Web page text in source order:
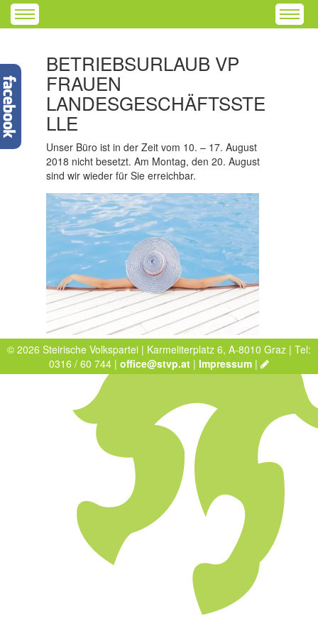
BETRIEBSURLAUB VP
FRAUEN
LANDESGESCHÄFTSSTE
LLE
Unser Büro ist in der Zeit vom 10. – 17. August
2018 nicht besetzt. Am Montag, den 20. August
sind wir wieder für Sie erreichbar.
© 2026 Steirische Volkspartei | Karmeliterplatz 6, A-8010 Graz | Tel:
0316 / 60 744 | office@stvp.at | Impressum |